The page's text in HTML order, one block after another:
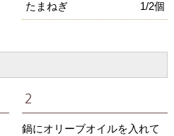
たまねぎ 1/2個
鍋にオリーブオイルを入れて